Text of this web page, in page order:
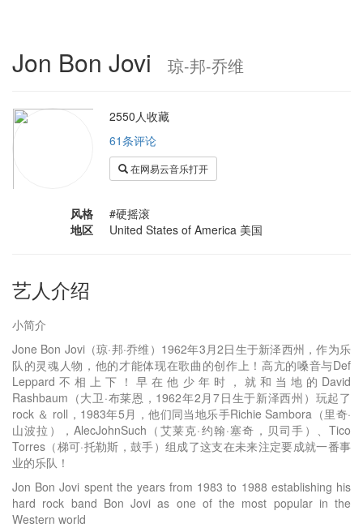
Jon Bon Jovi 琼-邦-乔维
2550人收藏
61条评论
在网易云音乐打开
风格
#硬摇滚
地区
United States of America 美国
艺人介绍
小简介
Jone Bon Jovi（琼·邦·乔维）1962年3月2日生于新泽西州，作为乐
队的灵魂人物，他的才能体现在歌曲的创作上！高亢的嗓音与Def
Leppard不相上下！早在他少年时，就和当地的David
Rashbaum（大卫·布莱恩，1962年2月7日生于新泽西州）玩起了
rock ＆ roll，1983年5月，他们同当地乐手Richie Sambora（里奇·
山波拉），AlecJohnSuch（艾莱克·约翰·塞奇，贝司手）、Tico
Torres（梯可·托勒斯，鼓手）组成了这支在未来注定要成就一番事
业的乐队！
Jon Bon Jovi spent the years from 1983 to 1988 establishing his
hard rock band Bon Jovi as one of the most popular in the
Western world